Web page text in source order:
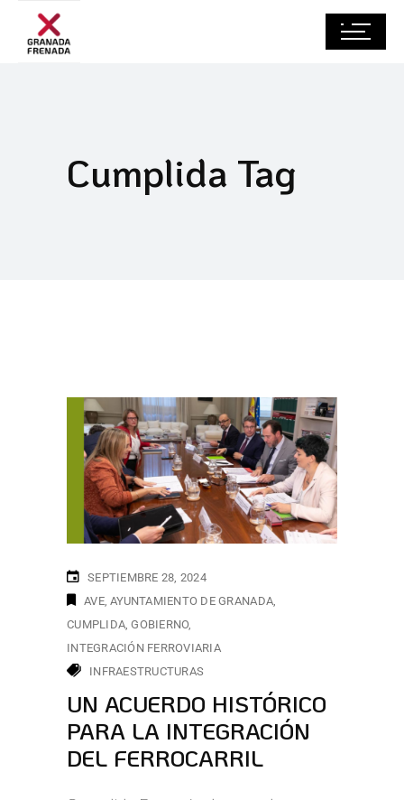
Cumplida Tag
SEPTIEMBRE 28, 2024
AVE AYUNTAMIENTO DE GRANADA
CUMPLIDA GOBIERNO
INTEGRACIÓN FERROVIARIA
INFRAESTRUCTURAS
UN ACUERDO HISTÓRICO
PARA LA INTEGRACIÓN
DEL FERROCARRIL